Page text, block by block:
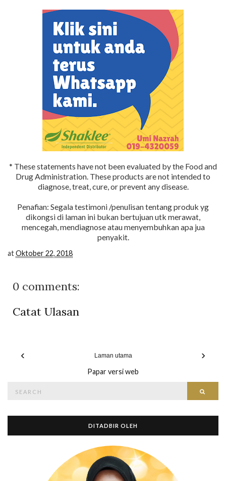
* These statements have not been evaluated by the Food and
Drug Administration. These products are not intended to
diagnose, treat, cure, or prevent any disease.
Penafian: Segala testimoni /penulisan tentang produk yg
dikongsi di laman ini bukan bertujuan utk merawat,
mencegah, mendiagnose atau menyembuhkan apa jua
penyakit.
atOktober 22, 2018
0 comments:
Catat Ulasan
‹ ›
Laman utama
Papar versi web
for:
DITADBIR OLEH